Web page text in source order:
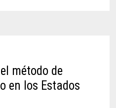
método de
en los Estados